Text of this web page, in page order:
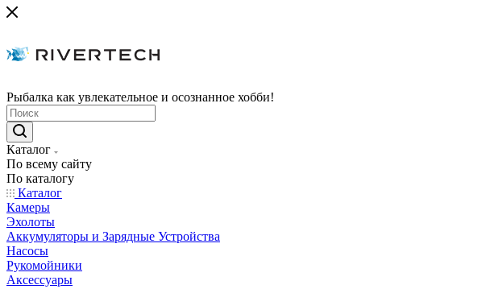
Рыбалка как увлекательное и осознанное хобби!
Каталог
По всему сайту
По каталогу
Каталог
Камеры
Эхолоты
Аккумуляторы и Зарядные Устройства
Насосы
Рукомойники
Аксессуары